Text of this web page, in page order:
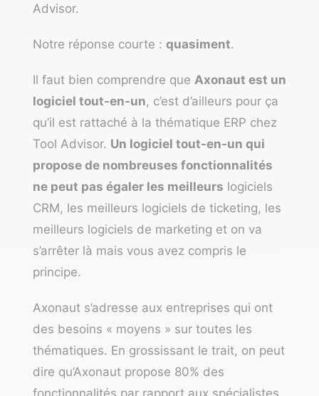
Advisor.
Notre réponse courte : quasiment.
Il faut bien comprendre que Axonaut est un
logiciel tout-en-un, c’est d’ailleurs pour ça
qu’il est rattaché à la thématique ERP chez
Tool Advisor. Un logiciel tout-en-un qui
propose de nombreuses fonctionnalités
ne peut pas égaler les meilleurs logiciels
CRM, les meilleurs logiciels de ticketing, les
meilleurs logiciels de marketing et on va
s’arrêter là mais vous avez compris le
principe.
Axonaut s’adresse aux entreprises qui ont
des besoins « moyens » sur toutes les
thématiques. En grossissant le trait, on peut
dire qu’Axonaut propose 80% des
fonctionnalités par rapport aux spécialistes